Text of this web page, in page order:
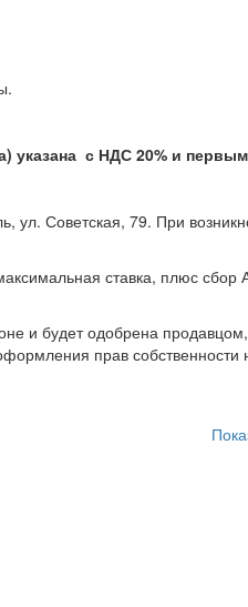
с НДС 20% и первым
ул. Советская, 79. При
107 99 11.
ставка, плюс
и будет одобрена
прав собственности